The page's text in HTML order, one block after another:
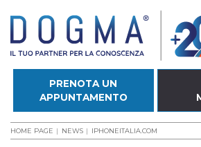
PRENOTA UN
APPUNTAMENTO
HOME PAGE NEWS IPHONEITALIA.COM